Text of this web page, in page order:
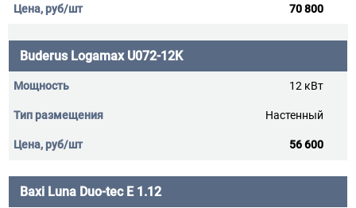
70 800
Buderus Logamax U072-12K
12 кВт
Настенный
56 600
Baxi Luna Duo-tec E 1.12